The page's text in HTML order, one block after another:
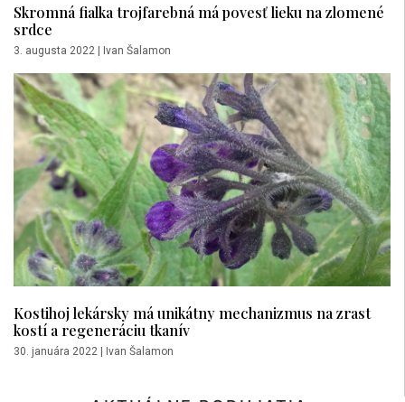
Skromná fialka trojfarebná má povesť lieku na zlomené
srdce
3. augusta 2022 | Ivan Šalamon
Kostihoj lekársky má unikátny mechanizmus na zrast
kostí a regeneráciu tkanív
30. januára 2022 Ivan Šalamon